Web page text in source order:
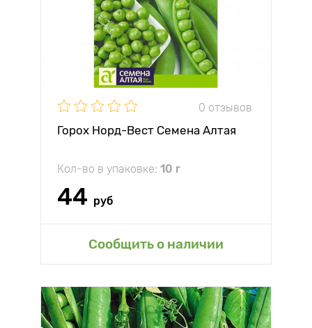
0 отзывов
Горох Норд-Вест Семена Алтая
Кол-во в упаковке: 10 г
44 руб
Сообщить о наличии